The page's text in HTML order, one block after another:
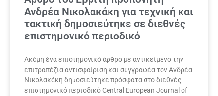
Ανδρέα Νικολακάκη για τεχνική και
τακτική δημοσιεύτηκε σε διεθνές
επιστημονικό περιοδικό
Ακόμη ένα επιστημονικό άρθρο με αντικείμενο την
επιτραπέζια αντισφαίριση και συγγραφέα τον Ανδρέα
Νικολακάκη δημοσιεύτηκε πρόσφατα στο διεθνές
επιστημονικό περιοδικό Central European Journal of